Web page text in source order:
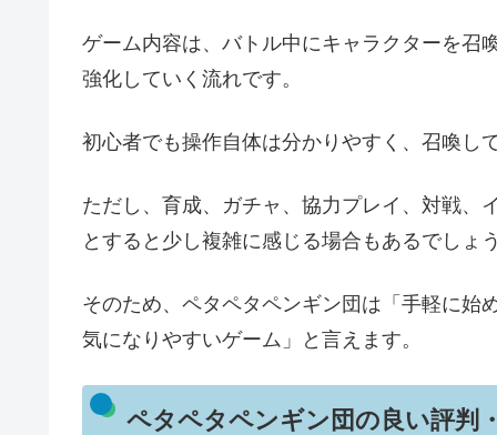
ゲーム内容は、バトル中にキャラクターを召
強化していく流れです。
初心者でも操作自体は分かりやすく、召喚し
ただし、育成、ガチャ、協力プレイ、対戦、
とすると少し複雑に感じる場合もあるでしょ
そのため、ペタペタペンギン団は「手軽に始
気になりやすいゲーム」と言えます。
ペタペタペンギン団の良い評判